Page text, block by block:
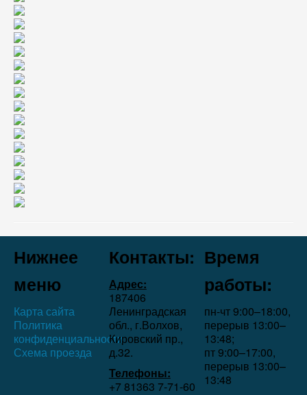
Нижнее
меню
Карта сайта
Политика
конфиденциальности
Схема проезда
Контакты:
Адрес:
187406
Ленинградская
обл., г.Волхов,
Кировский пр.,
д.32.
Телефоны:
+7 81363 7‑71-60
Время
работы:
пн-чт 9:00–18:00,
перерыв 13:00–
13:48;
пт 9:00–17:00,
перерыв 13:00–
13:48